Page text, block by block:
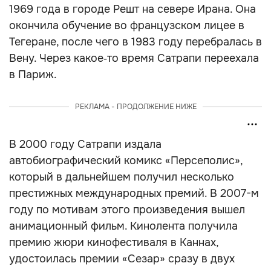
1969 года в городе Решт на севере Ирана. Она
окончила обучение во французском лицее в
Тегеране, после чего в 1983 году перебралась в
Вену. Через какое‑то время Сатрапи переехала
в Париж.
РЕКЛАМА - ПРОДОЛЖЕНИЕ НИЖЕ
В 2000 году Сатрапи издала
автобиографический комикс «Персеполис»,
который в дальнейшем получил несколько
престижных международных премий. В 2007-м
году по мотивам этого произведения вышел
анимационный фильм. Кинолента получила
премию жюри кинофестиваля в Каннах,
удостоилась премии «Сезар» сразу в двух